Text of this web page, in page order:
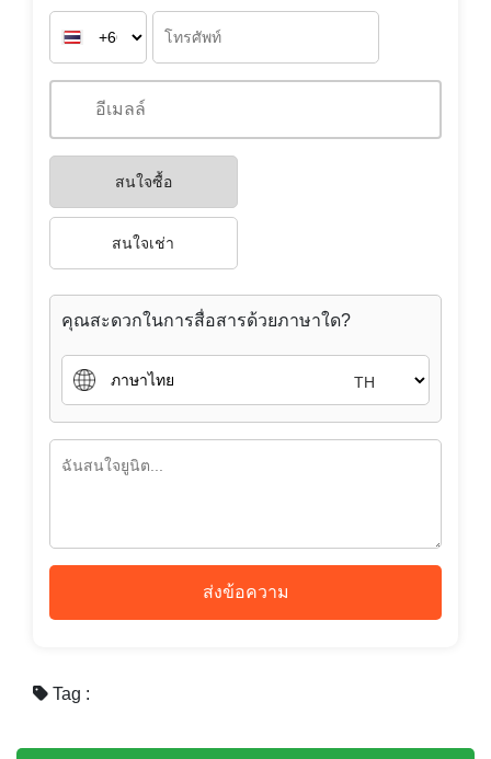
สนใจซื้อ
สนใจเช่า
คุณสะดวกในการสื่อสารด้วยภาษาใด?
TH
ส่งข้อความ
Tag :